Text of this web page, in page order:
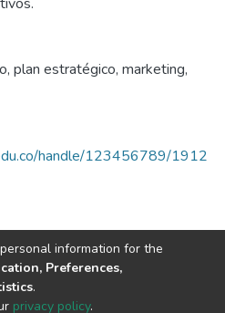
plan estratégico, marketing,
handle/123456789/1912
information for the
Preferences,
.
privacy policy.